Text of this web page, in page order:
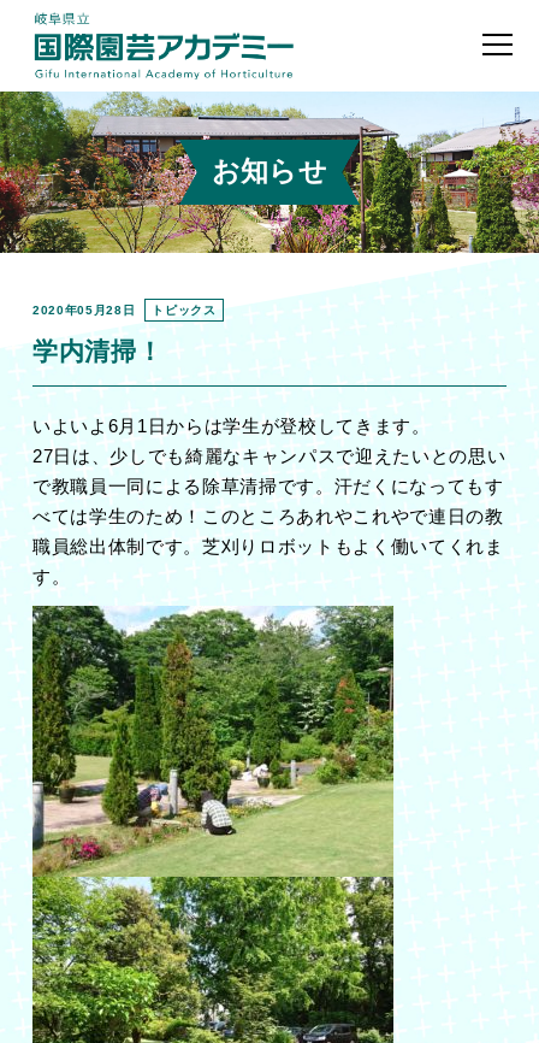
お知らせ
2020年05月28日 トピックス
学内清掃！
いよいよ6月1日からは学生が登校してきます。
27日は、少しでも綺麗なキャンパスで迎えたいとの思い
で教職員一同による除草清掃です。汗だくになってもす
べては学生のため！このところあれやこれやで連日の教
職員総出体制です。芝刈りロボットもよく働いてくれま
す。